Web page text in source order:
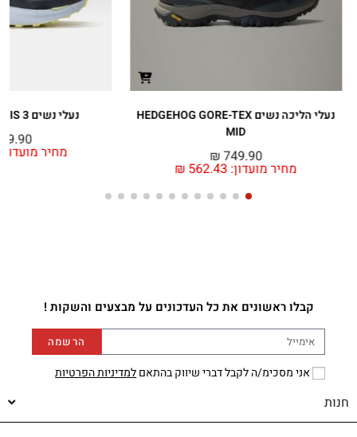
נעלי הליכה נשים HEDGEHOG GORE-TEX
MID
מחיר מועדון: ₪ 562.43
₪749.90
נעלי נשים VECTIV ENDURIS 3
מחיר
קבלו ראשונים את כל העדכונים על מבצעים והשקות !
אני מסכימ/ה לקבל דברי שיווק בהתאםלמדיניות הפרטיות
הרשמה
חנות